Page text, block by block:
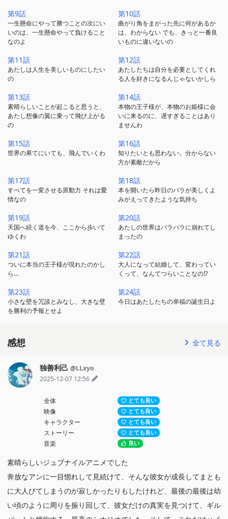
第9話
一生懸命にやって勝つことの次にい
いのは、一生懸命やって負けること
なのよ
第10話
曲がり角をまがった先に何があるか
は、わからない でも、きっと一番良
いものに違いないの
第11話
あたしは人生を美しいものにしたい
の
第12話
あたしたちは自分を必要としてくれ
る人を好きになるんじゃないかしら
第13話
素晴らしいことが起こると思うと、
あたし想像の翼に乗って飛び上がる
の
第14話
本物の王子様が、本物のお姫様に会
いに来るのに、遅すぎることはあり
ませんわ
第15話
世界の果てにいても、飛んでいくわ
第16話
知りたいとも思わない。分からない
方が素敵だから
第17話
すべてを一変させる原動力 それは愛
情なの
第18話
本を開いたら昨日のバラが美しくよ
みがえってきたような気持ち
第19話
天国へ続く道を今、ここから歩いて
ゆくわ
第20話
あたしの世界はバラバラに崩れてし
まったの
第21話
ついに本当の王子様が現れたのかし
ら…
第22話
大人になって結婚して、変わってい
くって、なんてつらいことなの!?
第23話
小さな壁を冗談とみなし、大きな壁
を勝利の予報とせよ
第24話
今日はあたしたちの幸福の誕生日よ
感想 全て見る
独善利己 @LLxyo
2025-12-07 12:56
全体 とても良い
映像 とても良い
キャラクター とても良い
ストーリー とても良い
音楽 良い
素晴らしいジュブナイルアニメでした
奔放なアンに一目惚れして見続けて、そんな彼女が成長してまとも
に大人びてしまうのが寂しかったりもしたけれど、最後の最後は幼
い頃のように周りを振り回して、彼女だけの真実を見つけて、ギル